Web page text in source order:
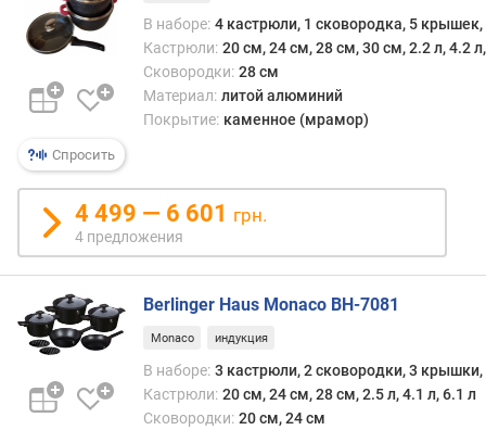
п
о
а
д
о
б
а
в
л
е
н
и
п
Спросить
В наборе: 4 кастрюли, 1 сковородка, 5
Кастрюли: 20 см, 24 см, 28 см, 30 см, 2.2 л, 4.2
Сковородки: 28 см
Материал: литой алюминий
Покрытие: каменное (мрамор)
4 499 — 6 601 грн.
4 предложения
Berlinger Haus Monaco BH-7081
Monaco индукция
В наборе: 3 кастрюли, 2 сковородки, 3
Кастрюли: 20 см, 24 см, 28 см, 2.5 л, 4.1 л, 6.1 л
Сковородки: 20 см, 24 см